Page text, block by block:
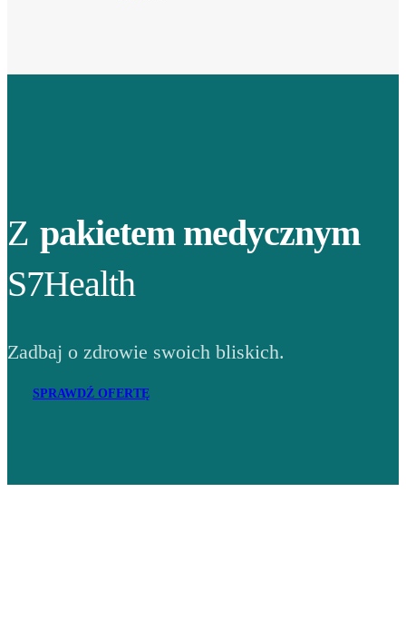
Z pakietem medycznym
S7Health
Zadbaj o zdrowie swoich bliskich.
SPRAWDŹ OFERTĘ